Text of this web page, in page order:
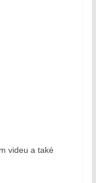
videu a také